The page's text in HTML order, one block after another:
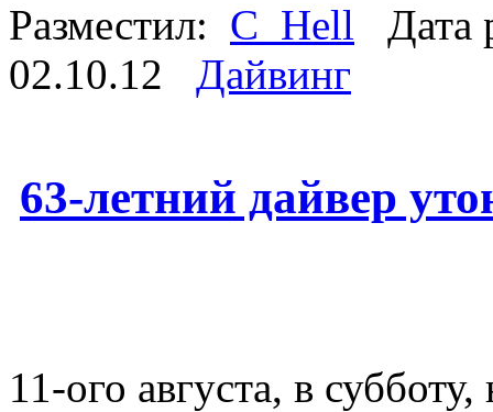
Разместил: C_Hell Дата
02.10.12 Дайвинг
63-летний дайвер
11-ого августа, в